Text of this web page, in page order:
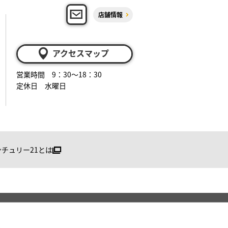
店舗情報
アクセスマップ
営業時間 9：30～18：30
定休日 水曜日
ュリー21とは